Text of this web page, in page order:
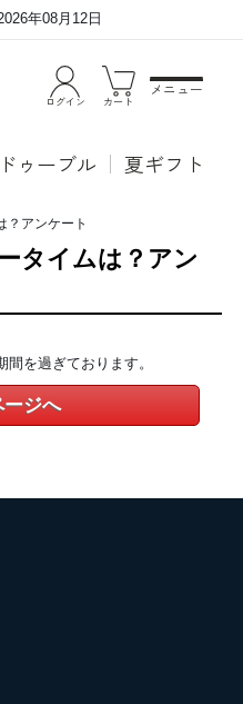
年08月12日
ログイン カート
メニュー
ドゥーブル 夏ギフト
？アンケート
タイムは？アン
を過ぎております。
ージへ